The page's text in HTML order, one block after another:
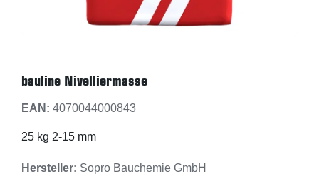
bauline Nivelliermasse
EAN: 4070044000843
25 kg 2-15 mm
Hersteller: Sopro Bauchemie GmbH